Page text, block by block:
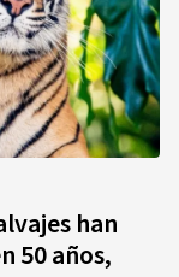
han
50 años,